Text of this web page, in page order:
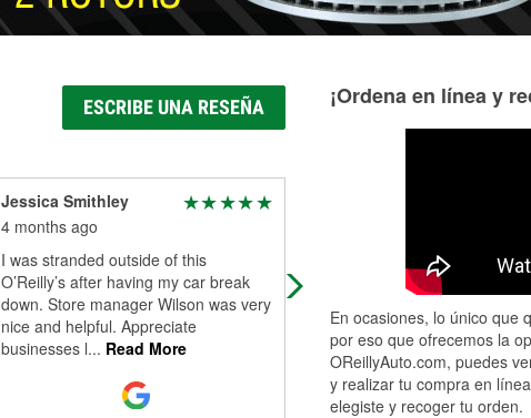
ESCRIBE UNA RESEÑA
Jessica Smithley
4 months ago
I was stranded outside of this
O’Reilly’s after having my car break
down. Store manager Wilson was very
nice and helpful. Appreciate
businesses l... Read More
On point every time. Hope you
around while I'm around
¡Ordena en línea y
En ocasiones, lo único que
por eso que ofrecemos la
OReillyAuto.com, puedes
y realizar tu compra en
elegiste y recoger tu orden.